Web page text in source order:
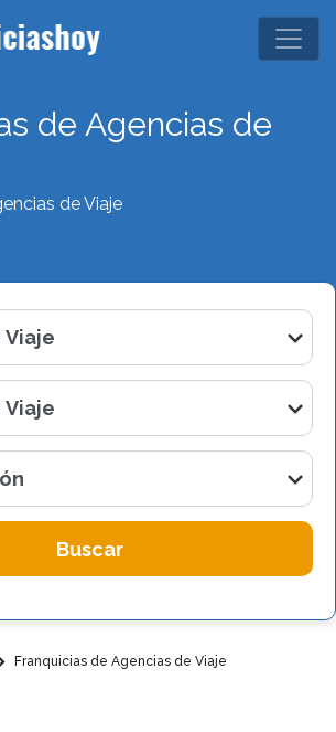
de Agencias de
de Viaje
Buscar
Franquicias de Agencias de Viaje